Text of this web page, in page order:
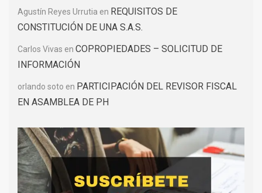
Agustín Reyes Urrutia en REQUISITOS DE
CONSTITUCIÓN DE UNA S.A.S.
Carlos Vivas en COPROPIEDADES – SOLICITUD DE
INFORMACIÓN
orlando soto en PARTICIPACIÓN DEL REVISOR FISCAL
EN ASAMBLEA DE PH